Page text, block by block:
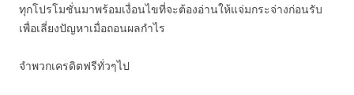
ทุกโปรโมชั่นมาพร้อมเงื่อนไขที่จะต้องอ่านให้แจ่มกระจ่างก่อนรับ
เพื่อเลี่ยงปัญหาเมื่อถอนผลกำไร
จำพวกเครดิตฟรีทั่วๆไป